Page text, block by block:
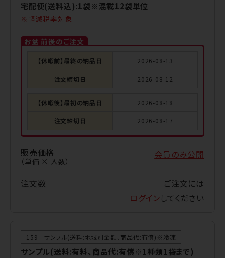
宅配便(送料込):1袋※混載12袋単位
軽減税率対象
お盆 前後のご注文
【休暇前】最終の納品日 2026-08-13
注文締切日 2026-08-12
【休暇後】最初の納品日 2026-08-18
注文締切日 2026-08-17
販売価格
（単価 × 入数）
会員のみ公開
注文数
ご注文には
ログイン してください
159 サンプル(送料:地域別金額、商品代:有償)※冷凍
サンプル(送料:有料、商品代:有償※1種類1袋まで)